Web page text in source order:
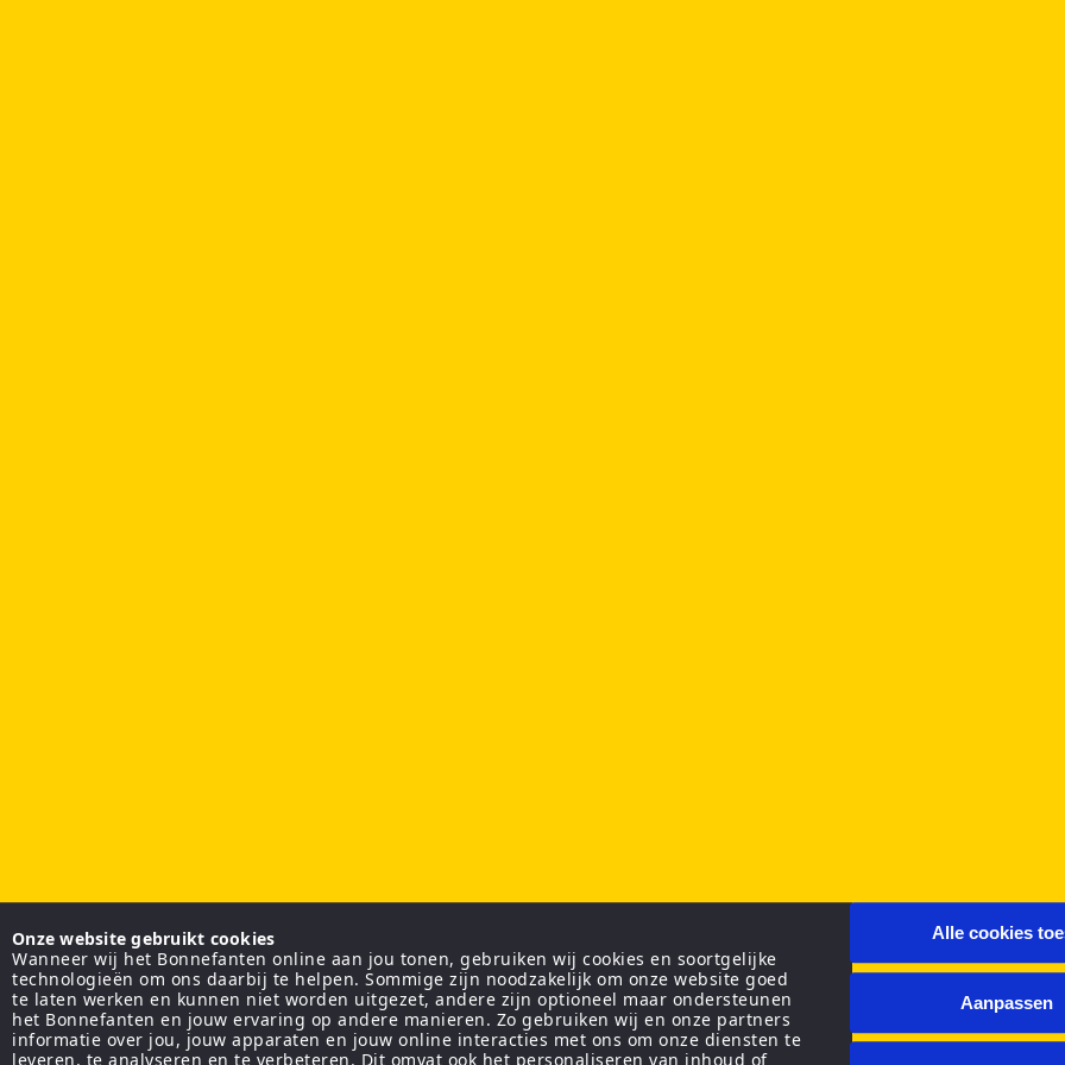
Onze website gebruikt cookies
Wanneer wij het Bonnefanten online aan jou tonen, gebruiken wij cookies en soortgelijke
technologieën om ons daarbij te helpen. Sommige zijn noodzakelijk om onze website goed
te laten werken en kunnen niet worden uitgezet, andere zijn optioneel maar ondersteunen
het Bonnefanten en jouw ervaring op andere manieren. Zo gebruiken wij en onze partners
informatie over jou, jouw apparaten en jouw online interacties met ons om onze diensten te
leveren, te analyseren en te verbeteren. Dit omvat ook het personaliseren van inhoud of
Alle cookies
Aanpassen